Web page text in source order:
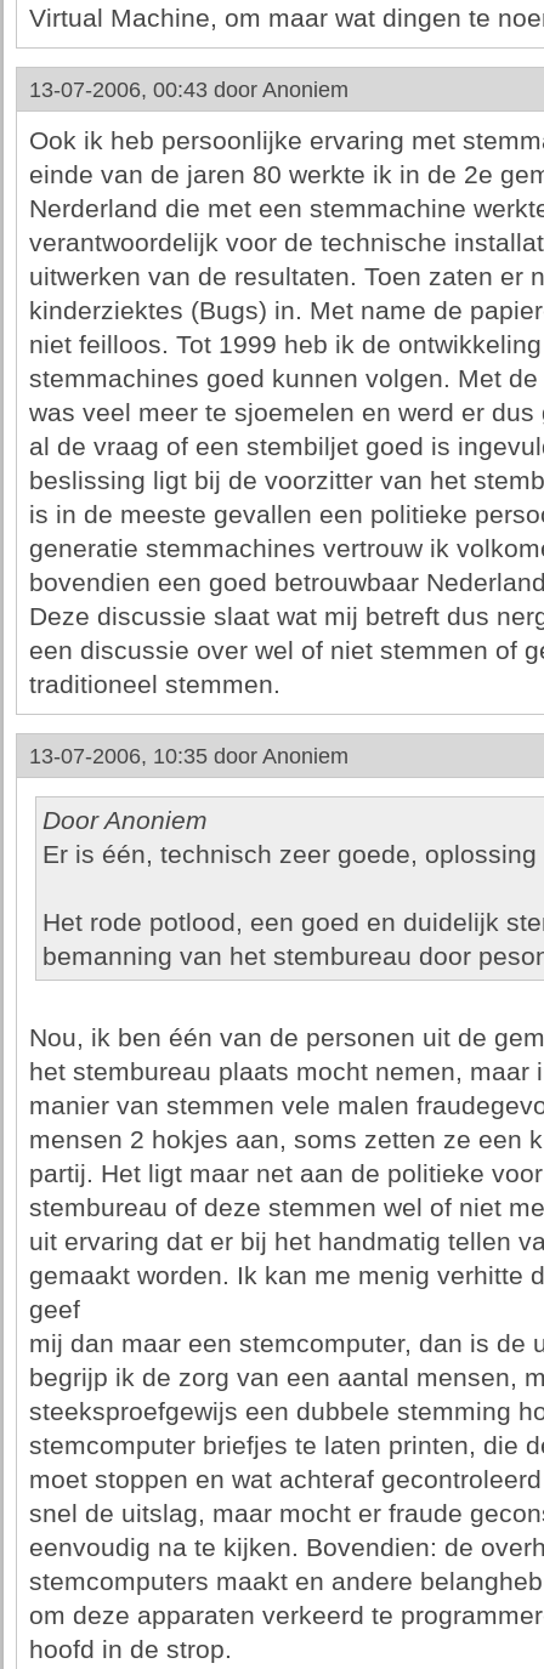
Virtual Machine, om maar wat dingen te
13-07-2006, 00:43 door Anoniem
Ook ik heb persoonlijke ervaring met
einde van de jaren 80 werkte ik in de 2e
Nerderland die met een stemmachine
verantwoordelijk voor de technische
uitwerken van de resultaten. Toen zaten er
kinderziektes (Bugs) in. Met name de
niet feilloos. Tot 1999 heb ik de
stemmachines goed kunnen volgen. Met
was veel meer te sjoemelen en werd er dus
al de vraag of een stembiljet goed is
beslissing ligt bij de voorzitter van het
is in de meeste gevallen een politieke
generatie stemmachines vertrouw ik
bovendien een goed betrouwbaar
Deze discussie slaat wat mij betreft dus
een discussie over wel of niet stemmen of
traditioneel stemmen.
13-07-2006, 10:35 door Anoniem
Door Anoniem
Er is één, technisch zeer goede,
Het rode potlood, een goed en duidelijk
bemanning van het stembureau door
Nou, ik ben één van de personen uit de
het stembureau plaats mocht nemen, maar
manier van stemmen vele malen
mensen 2 hokjes aan, soms zetten ze een
partij. Het ligt maar net aan de politieke
stembureau of deze stemmen wel of niet
uit ervaring dat er bij het handmatig tellen
gemaakt worden. Ik kan me menig verhitte
geef
mij dan maar een stemcomputer, dan is de
begrijp ik de zorg van een aantal mensen,
steeksproefgewijs een dubbele stemming
stemcomputer briefjes te laten printen, die
moet stoppen en wat achteraf
snel de uitslag, maar mocht er fraude
eenvoudig na te kijken. Bovendien: de
stemcomputers maakt en andere
om deze apparaten verkeerd te
hoofd in de strop.